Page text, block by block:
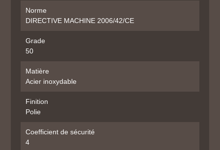
Norme
DIRECTIVE MACHINE 2006/42/CE
Grade
50
Matière
Acier inoxydable
Finition
Polie
Coefficient de sécurité
4